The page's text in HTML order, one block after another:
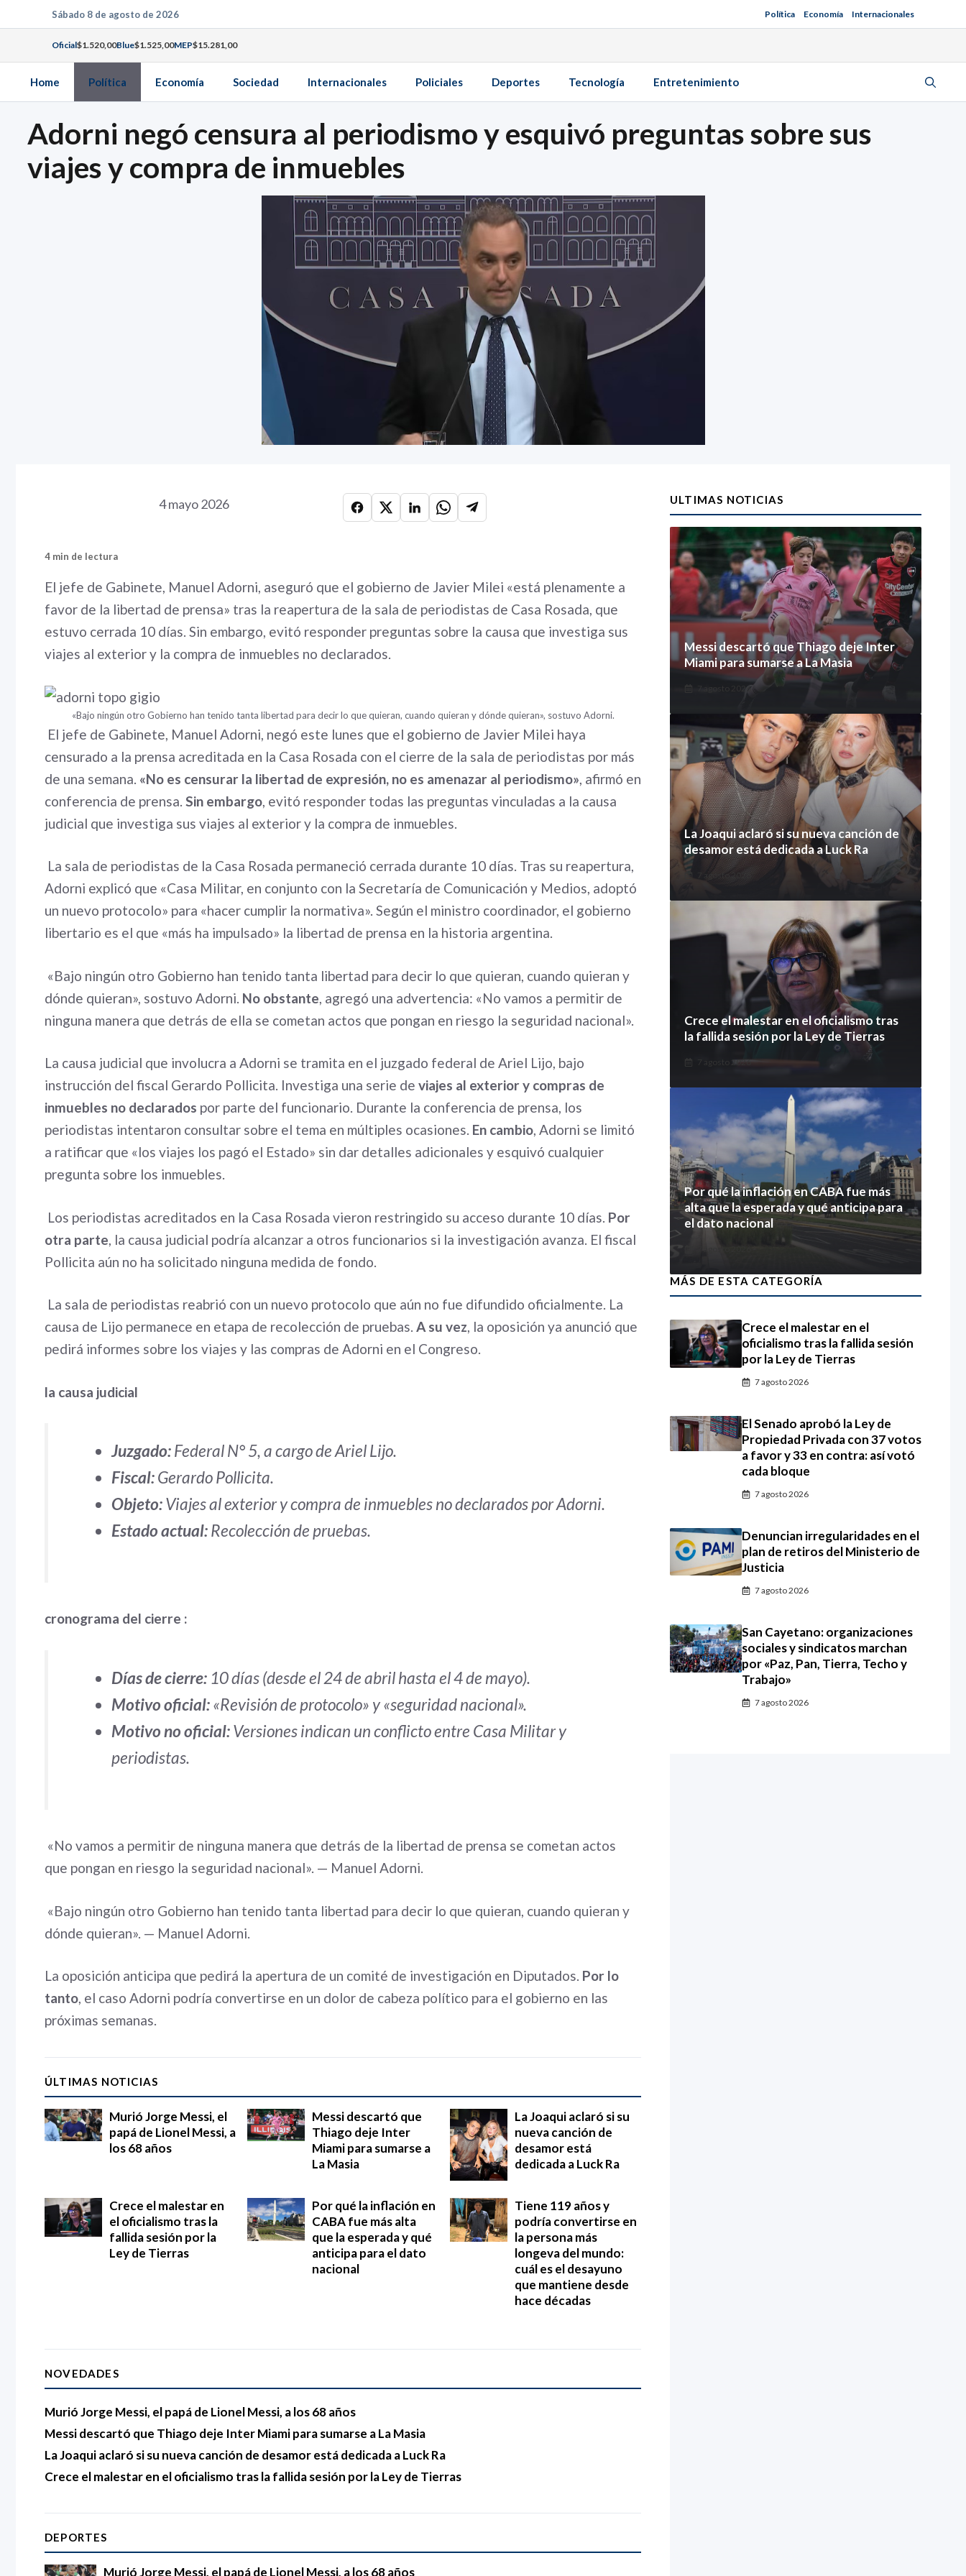
al
contenido
Sábado 8 de agosto de 2026 Política Economía Internacionales
Oficial$1.520,00Blue$1.525,00MEP$15.281,00
Home Política Economía Sociedad Internacionales Policiales Deportes Tecnología Entretenimiento
Adorni negó censura al periodismo y esquivó preguntas sobre sus
viajes y compra de inmuebles
4 mayo 2026
4 min de lectura
El jefe de Gabinete, Manuel Adorni, aseguró que el gobierno de Javier Milei «está plenamente a
favor de la libertad de prensa» tras la reapertura de la sala de periodistas de Casa Rosada, que
estuvo cerrada 10 días. Sin embargo, evitó responder preguntas sobre la causa que investiga sus
viajes al exterior y la compra de inmuebles no declarados.
«Bajo ningún otro Gobierno han tenido tanta libertad para decir lo que quieran, cuando quieran y dónde quieran», sostuvo Adorni.
El jefe de Gabinete, Manuel Adorni, negó este lunes que el gobierno de Javier Milei haya
censurado a la prensa acreditada en la Casa Rosada con el cierre de la sala de periodistas por más
de una semana. «No es censurar la libertad de expresión, no es amenazar al periodismo» , afirmó en
conferencia de prensa. Sin embargo , evitó responder todas las preguntas vinculadas a la causa
judicial que investiga sus viajes al exterior y la compra de inmuebles.
La sala de periodistas de la Casa Rosada permaneció cerrada durante 10 días. Tras su reapertura,
Adorni explicó que «Casa Militar, en conjunto con la Secretaría de Comunicación y Medios, adoptó
un nuevo protocolo» para «hacer cumplir la normativa». Según el ministro coordinador, el gobierno
libertario es el que «más ha impulsado» la libertad de prensa en la historia argentina.
«Bajo ningún otro Gobierno han tenido tanta libertad para decir lo que quieran, cuando quieran y
dónde quieran», sostuvo Adorni. No obstante , agregó una advertencia: «No vamos a permitir de
ninguna manera que detrás de ella se cometan actos que pongan en riesgo la seguridad nacional».
La causa judicial que involucra a Adorni se tramita en el juzgado federal de Ariel Lijo, bajo
instrucción del fiscal Gerardo Pollicita. Investiga una serie de viajes al exterior y compras de
inmuebles no declarados por parte del funcionario. Durante la conferencia de prensa, los
periodistas intentaron consultar sobre el tema en múltiples ocasiones. En cambio, Adorni se limitó
a ratificar que «los viajes los pagó el Estado» sin dar detalles adicionales y esquivó cualquier
pregunta sobre los inmuebles.
Los periodistas acreditados en la Casa Rosada vieron restringido su acceso durante 10 días. Por
otra parte , la causa judicial podría alcanzar a otros funcionarios si la investigación avanza. El fiscal
Pollicita aún no ha solicitado ninguna medida de fondo.
La sala de periodistas reabrió con un nuevo protocolo que aún no fue difundido oficialmente. La
causa de Lijo permanece en etapa de recolección de pruebas. A su vez, la oposición ya anunció que
pedirá informes sobre los viajes y las compras de Adorni en el Congreso.
la causa judicial
Juzgado:Federal N° 5, a cargo de Ariel Lijo.
Fiscal:Gerardo Pollicita.
Objeto:Viajes al exterior y compra de inmuebles no declarados por Adorni.
Estado actual:Recolección de pruebas.
cronograma del cierre :
Días de cierre: 10 días (desde el 24 de abril hasta el 4 de mayo).
Motivo oficial:«Revisión de protocolo» y «seguridad nacional».
Motivo no oficial:Versiones indican un conflicto entre Casa Militar y
periodistas.
«No vamos a permitir de ninguna manera que detrás de la libertad de prensa se cometan actos
que pongan en riesgo la seguridad nacional». — Manuel Adorni.
«Bajo ningún otro Gobierno han tenido tanta libertad para decir lo que quieran, cuando quieran y
dónde quieran». — Manuel Adorni.
La oposición anticipa que pedirá la apertura de un comité de investigación en Diputados. Por lo
tanto, el caso Adorni podría convertirse en un dolor de cabeza político para el gobierno en las
próximas semanas.
ÚLTIMAS NOTICIAS
Murió Jorge Messi, el
papá de Lionel Messi, a
los 68 años
Messi descartó que
Thiago deje Inter
Miami para sumarse a
La Masia
La Joaqui aclaró si su
nueva canción de
desamor está
dedicada a Luck Ra
Crece el malestar en
el oficialismo tras la
fallida sesión por la
Ley de Tierras
Por qué la inflación en
CABA fue más alta
que la esperada y qué
anticipa para el dato
nacional
Tiene 119 años y
podría convertirse en
la persona más
longeva del mundo:
cuál es el desayuno
que mantiene desde
hace décadas
NOVEDADES
Murió Jorge Messi, el papá de Lionel Messi, a los 68 años
Messi descartó que Thiago deje Inter Miami para sumarse a La Masia
La Joaqui aclaró si su nueva canción de desamor está dedicada a Luck Ra
Crece el malestar en el oficialismo tras la fallida sesión por la Ley de Tierras
DEPORTES
Murió Jorge Messi, el papá de Lionel Messi, a los 68 años
ULTIMAS NOTICIAS
Messi descartó que Thiago deje Inter
Miami para sumarse a La Masia
7 agosto 2026
La Joaqui aclaró si su nueva canción de
desamor está dedicada a Luck Ra
7 agosto 2026
Crece el malestar en el oficialismo tras
la fallida sesión por la Ley de Tierras
7 agosto 2026
Por qué la inflación en CABA fue más
alta que la esperada y qué anticipa para
el dato nacional
MÁS DE ESTA CATEGORÍA
Crece el malestar en el
oficialismo tras la fallida sesión
por la Ley de Tierras
7 agosto 2026
El Senado aprobó la Ley de
Propiedad Privada con 37 votos
a favor y 33 en contra: así votó
cada bloque
7 agosto 2026
Denuncian irregularidades en el
plan de retiros del Ministerio de
Justicia
7 agosto 2026
San Cayetano: organizaciones
sociales y sindicatos marchan
por «Paz, Pan, Tierra, Techo y
Trabajo»
7 agosto 2026